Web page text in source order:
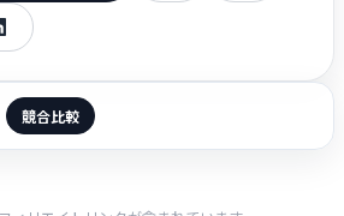
競合比較